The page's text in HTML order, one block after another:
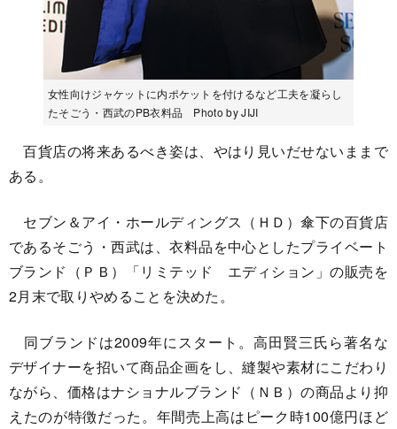
女性向けジャケットに内ポケットを付けるなど工夫を凝らし
たそごう・西武のPB衣料品 Photo by JIJI
百貨店の将来あるべき姿は、やはり見いだせないままで
ある。
セブン＆アイ・ホールディングス（ＨＤ）傘下の百貨店
であるそごう・西武は、衣料品を中心としたプライベート
ブランド（ＰＢ）「リミテッド エディション」の販売を
2月末で取りやめることを決めた。
同ブランドは2009年にスタート。高田賢三氏ら著名な
デザイナーを招いて商品企画をし、縫製や素材にこだわり
ながら、価格はナショナルブランド（ＮＢ）の商品より抑
えたのが特徴だった。年間売上高はピーク時100億円ほど